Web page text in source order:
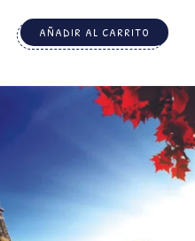
AÑADIR AL CARRITO